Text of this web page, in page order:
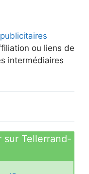
ou liens de
intermédiaires
sur Tellerrand-